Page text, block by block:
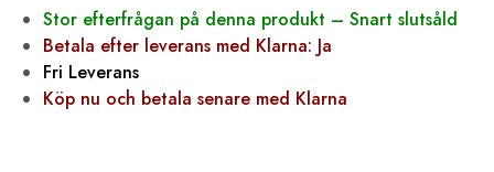
Stor efterfrågan på denna produkt – Snart slutsåld
Betala efter leverans med Klarna: Ja
Fri Leverans
Köp nu och betala senare med Klarna